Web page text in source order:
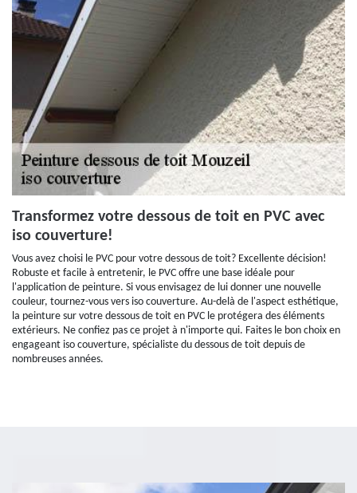
Transformez votre dessous de toit en PVC avec
iso couverture!
Vous avez choisi le PVC pour votre dessous de toit? Excellente décision!
Robuste et facile à entretenir, le PVC offre une base idéale pour
l'application de peinture. Si vous envisagez de lui donner une nouvelle
couleur, tournez-vous vers iso couverture. Au-delà de l'aspect esthétique,
la peinture sur votre dessous de toit en PVC le protégera des éléments
extérieurs. Ne confiez pas ce projet à n'importe qui. Faites le bon choix en
engageant iso couverture, spécialiste du dessous de toit depuis de
nombreuses années.